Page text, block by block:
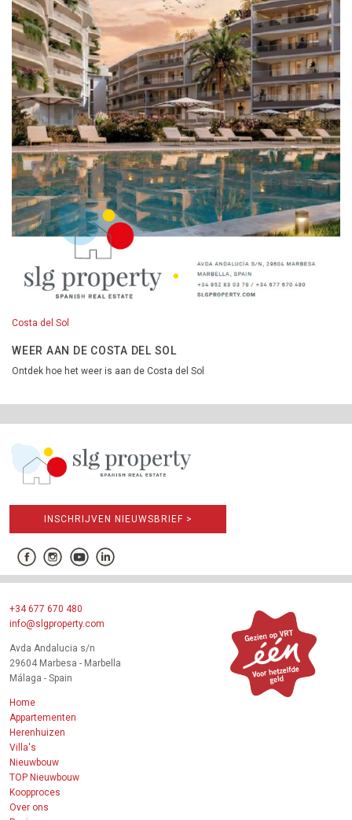
Costa del Sol
WEER AAN DE COSTA DEL SOL
Ontdek hoe het weer is aan de Costa del Sol
INSCHRIJVEN NIEUWSBRIEF >
+34 677 670 480
info@slgproperty.com
Avda Andalucia s/n
29604 Marbesa - Marbella
Málaga - Spain
Home
Appartementen
Herenhuizen
Villa's
Nieuwbouw
TOP Nieuwbouw
Koopproces
Over ons